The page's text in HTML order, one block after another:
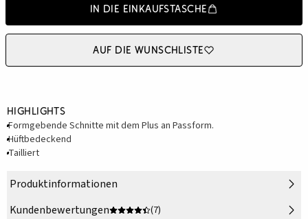
In die Einkaufstasche
Auf die Wunschliste
Highlights
Formgebende Schnitte mit dem Plus an Passform.
Hüftbedeckend
Tailliert
Produktinformationen
Kundenbewertungen
(7)